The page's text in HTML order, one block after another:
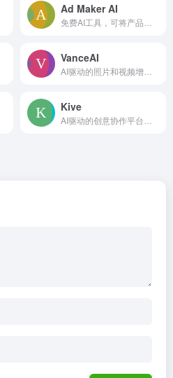
Ad Maker AI
VanceAI
Kive